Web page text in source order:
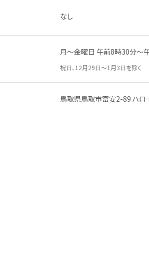
なし
月～金曜日 午前8時30分～
祝日、12月29日～1 月3日を除く
鳥取県鳥取市富安2-89 ハロ